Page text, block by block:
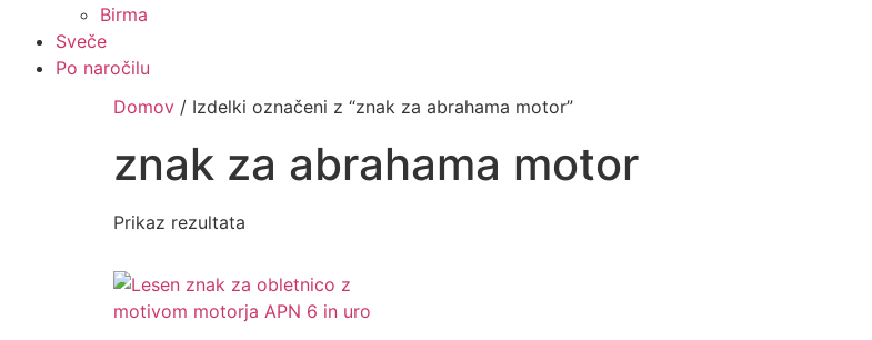
Birma
Sveče
Po naročilu
Domov / Izdelki označeni z “znak za abrahama motor”
znak za abrahama motor
Prikaz rezultata